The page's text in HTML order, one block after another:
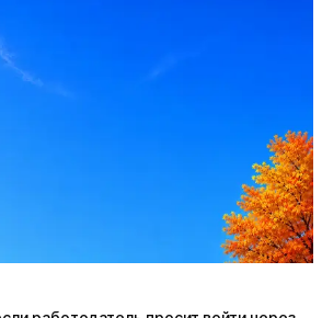
с AI: рынки, позиции, вилка, каналы